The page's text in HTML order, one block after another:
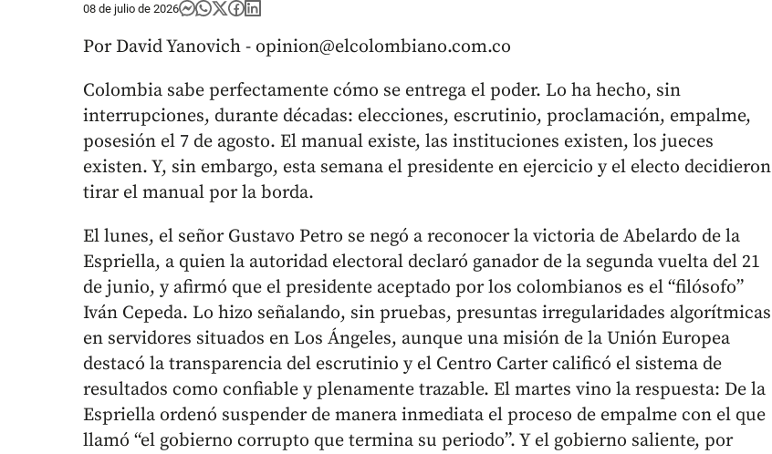
08 de julio de 2026
Por David Yanovich - opinion@elcolombiano.com.co
Colombia sabe perfectamente cómo se entrega el poder. Lo ha hecho, sin
interrupciones, durante décadas: elecciones, escrutinio, proclamación, empalme,
posesión el 7 de agosto. El manual existe, las instituciones existen, los jueces
existen. Y, sin embargo, esta semana el presidente en ejercicio y el electo decidieron
tirar el manual por la borda.
El lunes, el señor Gustavo Petro se negó a reconocer la victoria de Abelardo de la
Espriella, a quien la autoridad electoral declaró ganador de la segunda vuelta del 21
de junio, y afirmó que el presidente aceptado por los colombianos es el “filósofo”
Iván Cepeda. Lo hizo señalando, sin pruebas, presuntas irregularidades algorítmicas
en servidores situados en Los Ángeles, aunque una misión de la Unión Europea
destacó la transparencia del escrutinio y el Centro Carter calificó el sistema de
resultados como confiable y plenamente trazable. El martes vino la respuesta: De la
Espriella ordenó suspender de manera inmediata el proceso de empalme con el que
llamó “el gobierno corrupto que termina su periodo”. Y el gobierno saliente, por